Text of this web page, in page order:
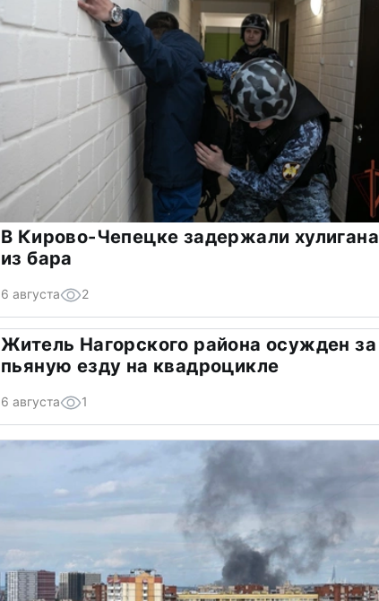
В Кирово-Чепецке задержали хулигана
из бара
6 августа 2
Житель Нагорского района осужден за
пьяную езду на квадроцикле
6 августа 1